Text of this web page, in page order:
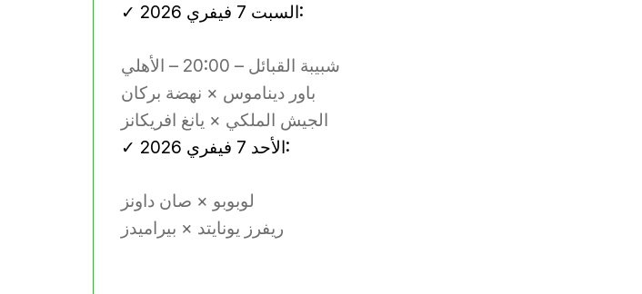
✓ السبت 7 فيفري 2026:
شبيبة القبائل – 20:00 – الأهلي
باور ديناموس × نهضة بركان
الجيش الملكي × يانغ افريكانز
✓ الأحد 7 فيفري 2026:
لوبوبو × صان داونز
ريفرز يونايتد × بيراميدز